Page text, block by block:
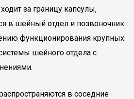
за границу капсулы,
в шейный отдел и позвоночник.
функционирования крупных
шейного отдела с
в соседние